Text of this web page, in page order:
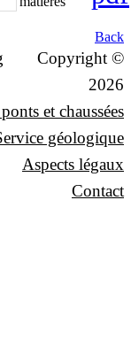
Back
Copyright ©
2026
et chaussées
géologique
Aspects légaux
Contact